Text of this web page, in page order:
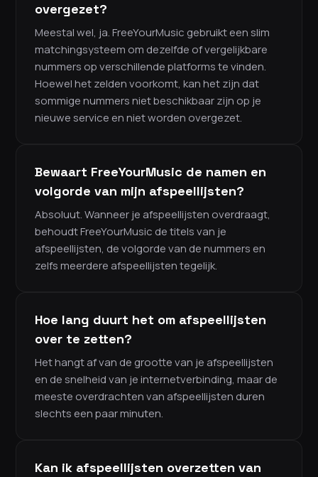
overgezet?
Meestal wel, ja. FreeYourMusic gebruikt een slim
matchingsysteem om dezelfde of vergelijkbare
nummers op verschillende platforms te vinden.
Hoewel het zelden voorkomt, kan het zijn dat
sommige nummers niet beschikbaar zijn op je
nieuwe service en niet worden overgezet.
Bewaart FreeYourMusic de namen en
volgorde van mijn afspeellijsten?
Absoluut. Wanneer je afspeellijsten overdraagt,
behoudt FreeYourMusic de titels van je
afspeellijsten, de volgorde van de nummers en
zelfs meerdere afspeellijsten tegelijk.
Hoe lang duurt het om afspeellijsten
over te zetten?
Het hangt af van de grootte van je afspeellijsten
en de snelheid van je internetverbinding, maar de
meeste overdrachten van afspeellijsten duren
slechts een paar minuten.
Kan ik afspeellijsten overzetten van